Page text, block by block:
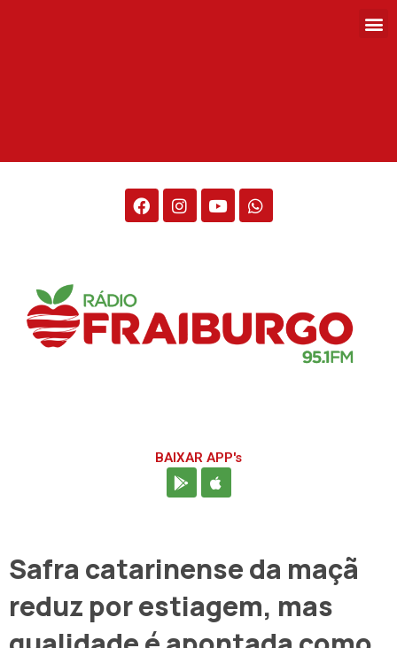
BAIXAR APP's
Safra catarinense da maçã
reduz por estiagem, mas